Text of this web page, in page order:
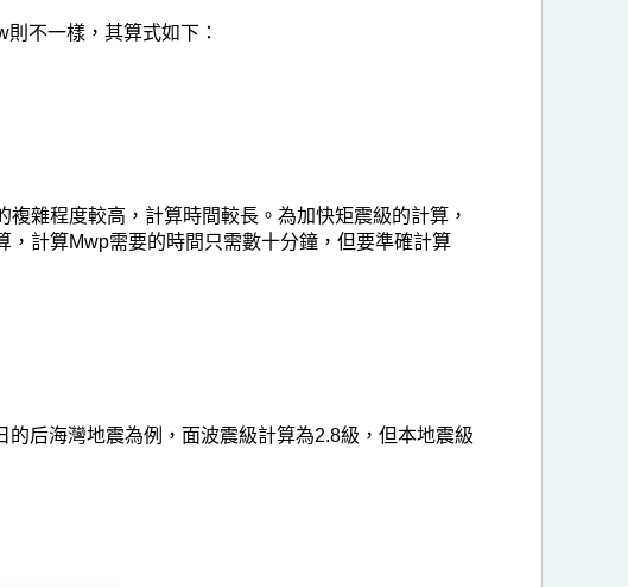
不一樣，其算式如下：
雜程度較高，計算時間較長。為加快矩震級的計算，
計算Mwp需要的時間只需數十分鐘，但要準確計算
后海灣地震為例，面波震級計算為2.8級，但本地震級